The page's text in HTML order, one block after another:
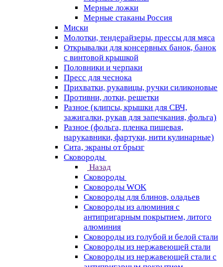
Мерные ложки
Мерные стаканы Россия
Миски
Молотки, тендерайзеры, прессы для мяса
Открывалки для консервных банок, банок
с винтовой крышкой
Половники и черпаки
Пресс для чеснока
Прихватки, рукавицы, ручки силиконовые
Противни, лотки, решетки
Разное (клипсы, крышки для СВЧ,
зажигалки, рукав для запечкания, фольга)
Разное (фольга, пленка пищевая,
нарукавники, фартуки, нити кулинарные)
Сита, экраны от брызг
Сковороды
Назад
Сковороды
Сковороды WOK
Сковороды для блинов, оладьев
Сковороды из алюминия с
антипригарным покрытием, литого
алюминия
Сковороды из голубой и белой стали
Сковороды из нержавеющей стали
Сковороды из нержавеющей стали с